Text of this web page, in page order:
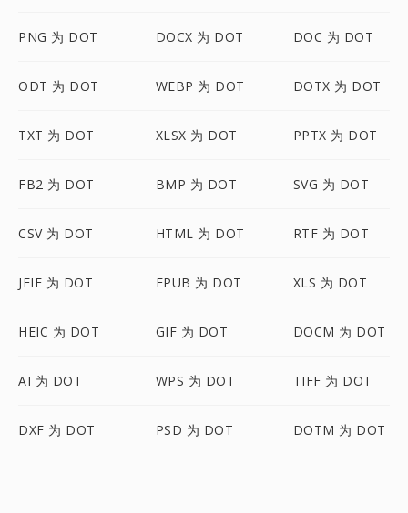
PNG 为 DOT DOCX 为 DOT DOC 为 DOT
ODT 为 DOT WEBP 为 DOT DOTX 为 DOT
TXT 为 DOT XLSX 为 DOT PPTX 为 DOT
FB2 为 DOT BMP 为 DOT SVG 为 DOT
CSV 为 DOT HTML 为 DOT RTF 为 DOT
JFIF 为 DOT EPUB 为 DOT XLS 为 DOT
HEIC 为 DOT GIF 为 DOT DOCM 为 DOT
AI 为 DOT WPS 为 DOT TIFF 为 DOT
DXF 为 DOT PSD 为 DOT DOTM 为 DOT